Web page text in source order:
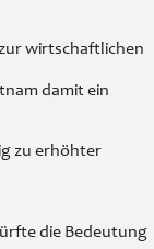
wirtschaftlichen
damit ein
zu erhöhter
die Bedeutung